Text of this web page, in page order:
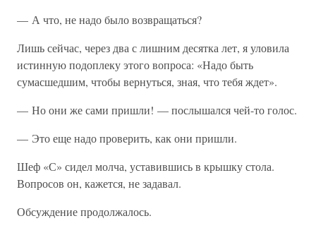
— А что, не надо было возвращаться?
Лишь сейчас, через два с лишним десятка лет, я уловила
истинную подоплеку этого вопроса: «Надо быть
сумасшедшим, чтобы вернуться, зная, что тебя ждет».
— Но они же сами пришли! — послышался чей-то голос.
— Это еще надо проверить, как они пришли.
Шеф «С» сидел молча, уставившись в крышку стола.
Вопросов он, кажется, не задавал.
Обсуждение продолжалось.